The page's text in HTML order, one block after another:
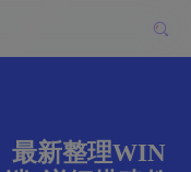
最新整理WIN